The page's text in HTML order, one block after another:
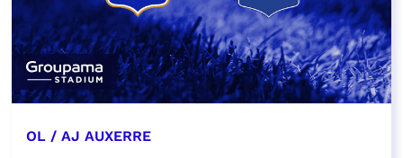
OL / AJ AUXERRE